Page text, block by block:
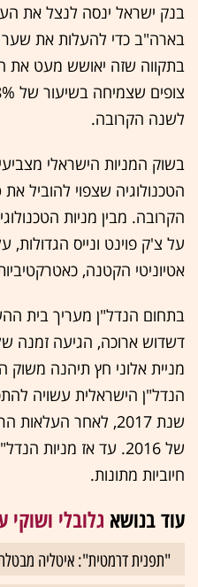
בנק ישראל ינסה לנצל את
בארה"ב כדי להעלות את שער
בתקווה שזה יאושש מעט את
לשנה הקרובה.
בשוק המניות הישראלי
הטכנולוגיה שצפוי להוביל
הקרובה. מבין מניות
על צ'ק פוינט ונייס הגדולות,
אטיוניטי הקטנה,
בתחום הנדל"ן מעריך בית
דשדוש ארוכה, הגיעה זמנה
מניית אלוני חץ תיהנה
הנדל"ן הישראלית עשויה
שנת 2017, לאחר
של 2016. עד אז מניות
חיוביות מתונות.
עוד בנושא גלובלי ושוקי
"תפנית דרמטית": איטליה